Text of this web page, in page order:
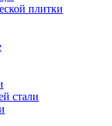
плитки
стали